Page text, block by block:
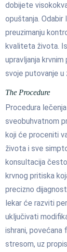
dobijete
opuštanja.
preuzimanju
kvaliteta života.
upravljanja
svoje putovanje u
The Procedure
Procedura
sveobuhvatnom
koji će proceniti
života i sve
konsultacija
krvnog pritiska
precizno
lekar će razviti
uključivati
ishrani, povećana
stresom, uz